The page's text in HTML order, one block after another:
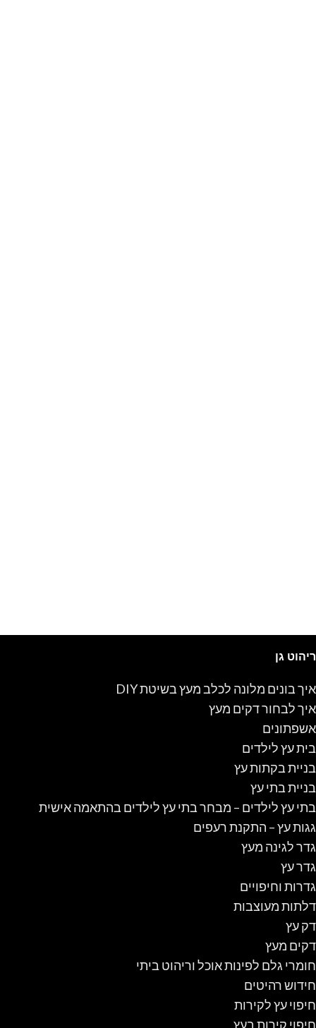
ריהוט גן
איך בונים מלונה לכלב מעץ בשיטת DIY
איך לבחור דקים מעץ
אשפתונים
בית עץ לילדים
בניית בקתות עץ
בניית בתי עץ
בתי עץ לילדים – מבחר בתי עץ לילדים בהתאמה אישית
גגות עץ – התקנת רעפים
גדר לגינה מעץ
גדר עץ
גדרות וחיפויים
דלתות מעוצבות
דק עץ
דקים מעץ
חומרי גלם לפינות אוכל וריהוט ביתי
חידוש רהיטים
חיפוי עץ לקירות
חיפוי קירות בעץ